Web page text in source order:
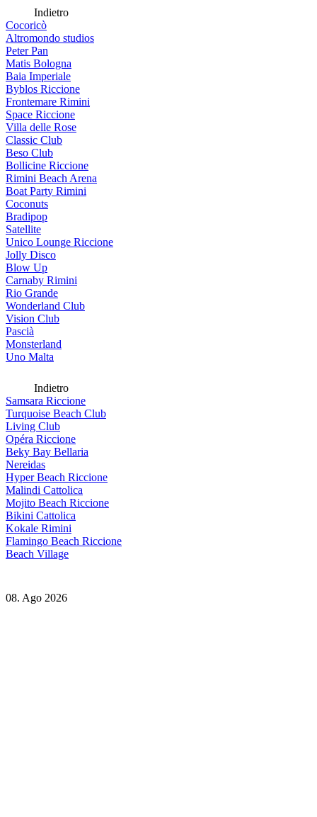
Indietro
Cocoricò
Altromondo studios
Peter Pan
Matis Bologna
Baia Imperiale
Byblos Riccione
Frontemare Rimini
Space Riccione
Villa delle Rose
Classic Club
Beso Club
Bollicine Riccione
Rimini Beach Arena
Boat Party Rimini
Coconuts
Bradipop
Satellite
Unico Lounge Riccione
Jolly Disco
Blow Up
Carnaby Rimini
Rio Grande
Wonderland Club
Vision Club
Pascià
Monsterland
Uno Malta
Indietro
Samsara Riccione
Turquoise Beach Club
Living Club
Opéra Riccione
Beky Bay Bellaria
Nereidas
Hyper Beach Riccione
Malindi Cattolica
Mojito Beach Riccione
Bikini Cattolica
Kokale Rimini
Flamingo Beach Riccione
Beach Village
08. Ago 2026